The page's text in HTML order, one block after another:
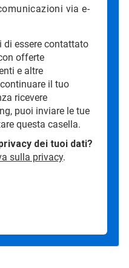
via e-
di essere contattato
offerte
e altre
il tuo
ricevere
puoi inviare le tue
questa casella.
dei tuoi dati?
sulla privacy.